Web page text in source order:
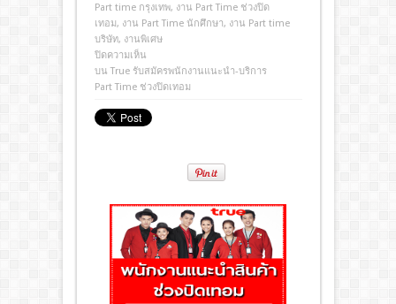
Part time กรุงเทพ, งาน Part Time ช่วงปิด
เทอม, งาน Part Time นักศึกษา, งาน Part time
บริษัท, งานพิเศษ
ปิดความเห็น
บน True รับสมัครพนักงานแนะนำ-บริการ
Part Time ช่วงปิดเทอม